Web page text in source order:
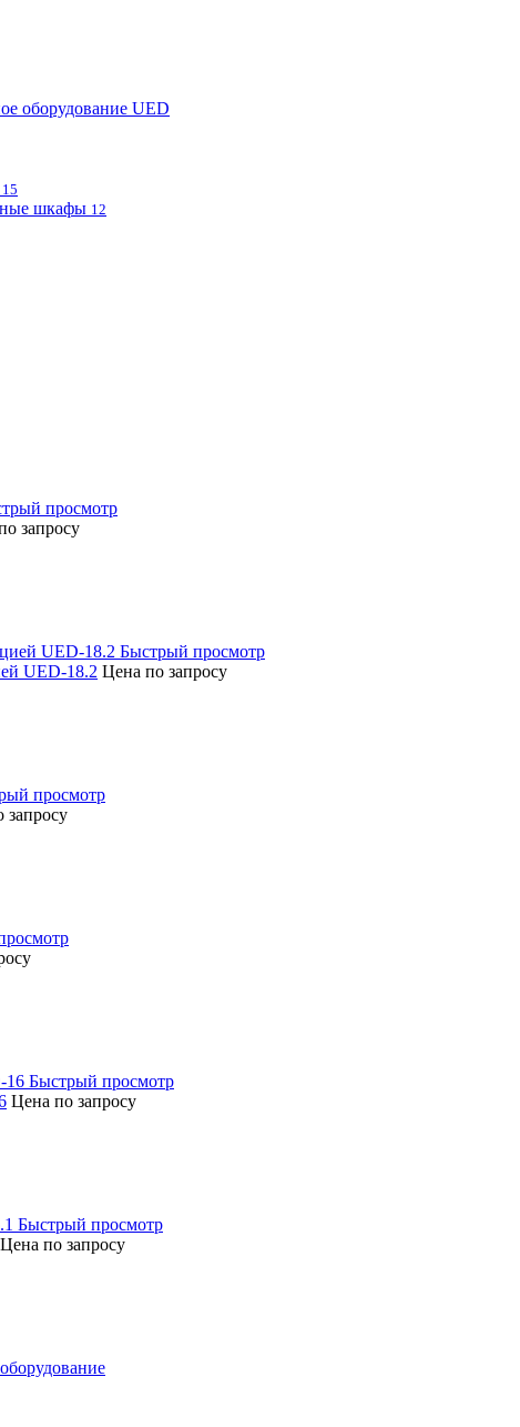
оборудование UED
15
шкафы 12
просмотр
запросу
Быстрый просмотр
UED-18.2 Цена по запросу
просмотр
запросу
Быстрый просмотр
Цена по запросу
Быстрый просмотр
Цена по запросу